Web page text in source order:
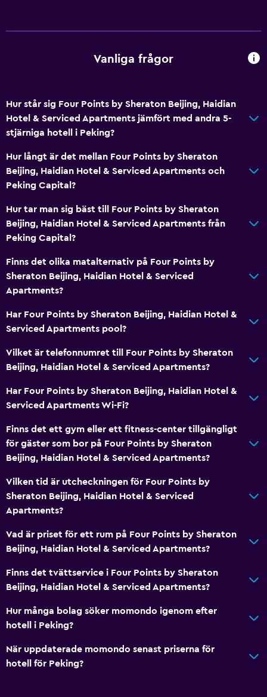
Kassaskåp
Utsikt över trädgård
Skåp
Utsikt över lugn gata
Vardagsrum
Bäddsoffa
Ljudisolerade rum
Ljudisolering
Telefon
Heltäckningsmatta
Stadsutsikt
Tillgänglighet och lämplighet
Hela enheten ligger på bottenvåningen
Hela enheten är rullstolsanpassad
Rökning förbjuden
Husdjur ej tillåtna
Rökningsområden
Handikappvänligt
Lättillgänglig dusch
Hiss
Övre våningar nås med hiss
Badrum
Hårfön
Morgonrock
Privat badrum
Dusch
Badmössa
Vanliga frågor
Hur står sig Four Points by Sheraton Beijing, Haidian
Hotel & Serviced Apartments jämfört med andra 5-
stjärniga hotell i Peking?
Hur långt är det mellan Four Points by Sheraton
Beijing, Haidian Hotel & Serviced Apartments och
Peking Capital?
Hur tar man sig bäst till Four Points by Sheraton
Beijing, Haidian Hotel & Serviced Apartments från
Peking Capital?
Finns det olika matalternativ på Four Points by
Sheraton Beijing, Haidian Hotel & Serviced
Apartments?
Har Four Points by Sheraton Beijing, Haidian Hotel &
Serviced Apartments pool?
Vilket är telefonnumret till Four Points by Sheraton
Beijing, Haidian Hotel & Serviced Apartments?
Har Four Points by Sheraton Beijing, Haidian Hotel &
Serviced Apartments Wi-Fi?
Finns det ett gym eller ett fitness-center tillgängligt
för gäster som bor på Four Points by Sheraton
Beijing, Haidian Hotel & Serviced Apartments?
Vilken tid är utcheckningen för Four Points by
Sheraton Beijing, Haidian Hotel & Serviced
Apartments?
Vad är priset för ett rum på Four Points by Sheraton
Beijing, Haidian Hotel & Serviced Apartments?
Finns det tvättservice i Four Points by Sheraton
Beijing, Haidian Hotel & Serviced Apartments?
Hur många bolag söker momondo igenom efter
hotell i Peking?
När uppdaterade momondo senast priserna för
hotell för Peking?